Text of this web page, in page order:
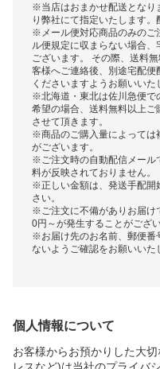
※当店はおまかせ配送となり
り弊社にて指定いたします。
※メール便対応商品のみのご
ル便規定に収まらない場合
ございます。 その際、送料
客様へご連絡後、別途宅配
くださいますようお願いいた
※北海道・東北は佐川急便で
希望の場合、送料無料以上ご
させて頂きます。
※商品のご購入量によっては
がございます。
※ご注文時の自動配信メール
料が反映されておりません。
※正しい金額は、発送手配開
さい。
※ご注文に不備がありお届け
0円～が発生することがござ
※お届け先のお名前、郵便番
ないようご確認をお願いいた
個人情報について
お客様からお預かりした大
レスなど)は当社のプライバ